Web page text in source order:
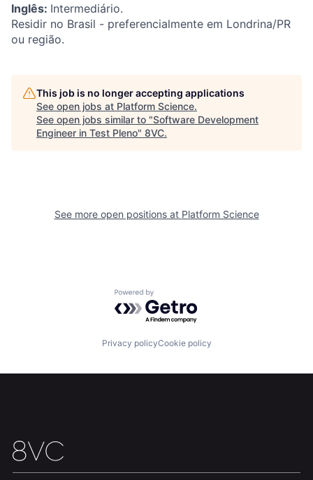
Resources
Portfolio Fellowship
Inglês: Intermediário.
Residir no Brasil - preferencialmente em Londrina/PR
ou região.
This job is no longer accepting applications
See open jobs at Platform Science.
See open jobs similar to "Software Development
Engineer in Test Pleno" 8VC.
See more open positions at Platform Science
Powered by Getro.com
Privacy policyCookie policy